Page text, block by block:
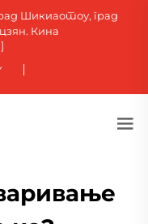
Шикиаотоу, град
Кина